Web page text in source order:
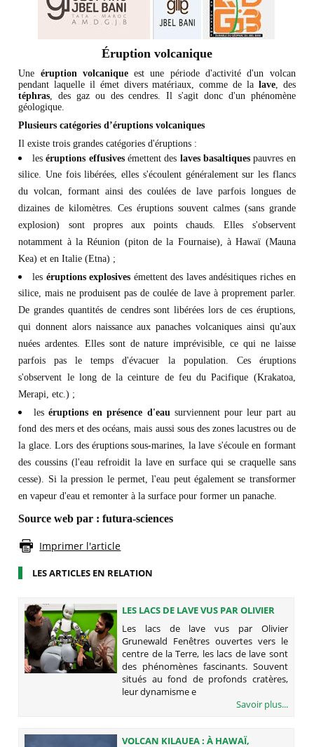
Éruption volcanique
Une éruption volcaniqueest une période d'activité d'un volcan
pendant laquelle il émet divers matériaux, comme de la lave, des
téphras, des gaz ou des cendres. Il s'agit donc d'un phénomène
géologique.
Plusieurs catégories d’éruptions volcaniques
Il existe trois grandes catégories d'éruptions :
leséruptions effusivesémettent des laves basaltiquespauvres en
silice. Une fois libérées, elles s'écoulent généralement sur les flancs
du volcan, formant ainsi des coulées de lave parfois longues de
dizaines de kilomètres. Ces éruptions souvent calmes (sans grande
explosion) sont propres aux points chauds. Elles s'observent
notamment à la Réunion (piton de la Fournaise), à Hawaï (Mauna
Kea) et en Italie (Etna) ;
les éruptions explosives émettent des laves andésitiques riches en
silice, mais ne produisent pas de coulée de lave à proprement parler.
De grandes quantités de cendres sont libérées lors de ces éruptions,
qui donnent alors naissance aux panaches volcaniques ainsi qu'aux
nuées ardentes. Elles sont de nature imprévisible, ce qui ne laisse
parfois pas le temps d'évacuer la population. Ces éruptions
s'observent le long de la ceinture de feu du Pacifique (Krakatoa,
Merapi, etc.) ;
les éruptions en présence d'eausurviennent pour leur part au
fond des mers et des océans, mais aussi sous des zones lacustres ou de
la glace. Lors des éruptions sous-marines, la lave s'écoule en formant
des coussins (l'eau refroidit la lave en surface qui se craquelle sans
cesse). Si la pression le permet, l'eau peut également se transformer
en vapeur d'eau et remonter à la surface pour former un panache.
Source web par : futura-sciences
Imprimer l'article
LES ARTICLES EN RELATION
LES LACS DE LAVE VUS PAR OLIVIER
GRUNEWALD
Les lacs de lave vus par Olivier
Grunewald Fenêtres ouvertes vers le
centre de la Terre, les lacs de lave sont
des phénomènes fascinants. Souvent
situés au fond de profonds cratères,
leur dynamisme e
Savoir plus...
VOLCAN KILAUEA : À HAWAÏ,